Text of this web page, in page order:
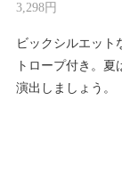
3,298円
ビックシルエット
トロープ付き。
演出しましょう。